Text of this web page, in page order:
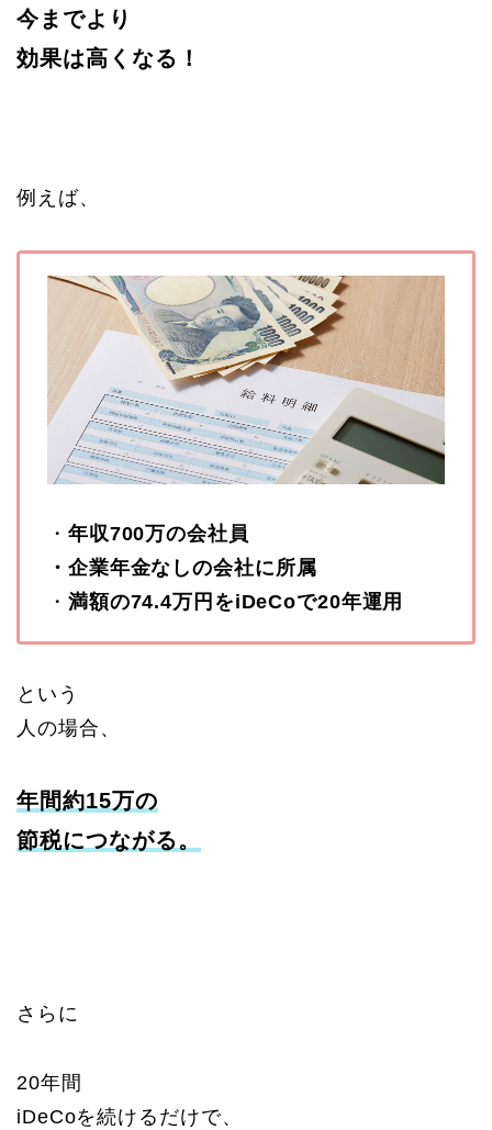
今までより
効果は高くなる！
例えば、
・ 年収700万の会社員
・企業年金なしの会社に所属
・ 満額の74.4万円をiDeCoで20年運用
という
人の場合、
年間約15万の
節税につながる。
さらに
20年間
iDeCoを続けるだけで、